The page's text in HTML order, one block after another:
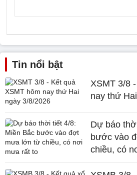
Tin nổi bật
XSMT 3/8
nay thứ
Dự báo
bước vào
chiều, có